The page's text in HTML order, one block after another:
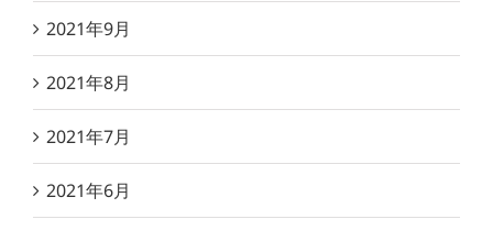
2021年9月
2021年8月
2021年7月
2021年6月